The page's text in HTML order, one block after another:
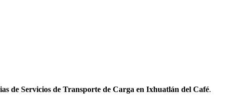
de Servicios de Transporte de Carga en Ixhuatlán del Café.